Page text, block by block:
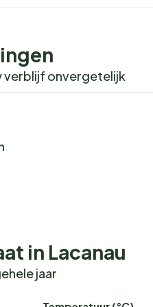
verblijf onvergetelijk
in Lacanau
jaar